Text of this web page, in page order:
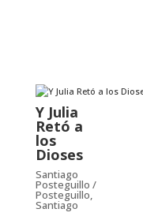
Y Julia
Retó a
los
Dioses
Santiago
Posteguillo /
Posteguillo,
Santiago